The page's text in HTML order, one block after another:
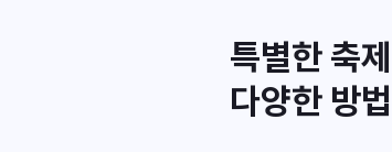
특별한 축제
다양한 방법